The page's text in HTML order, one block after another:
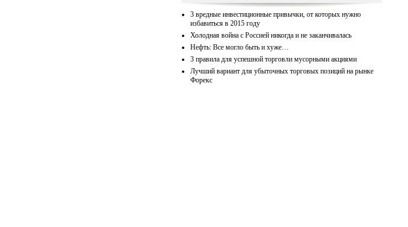
3 вредные инвестиционные привычки, от которых нужно
избавиться в 2015 году
Холодная война с Россией никогда и не заканчивалась
Нефть: Все могло быть и хуже…
3 правила для успешной торговли мусорными акциями
Лучший вариант для убыточных торговых позиций на рынке
Форекс